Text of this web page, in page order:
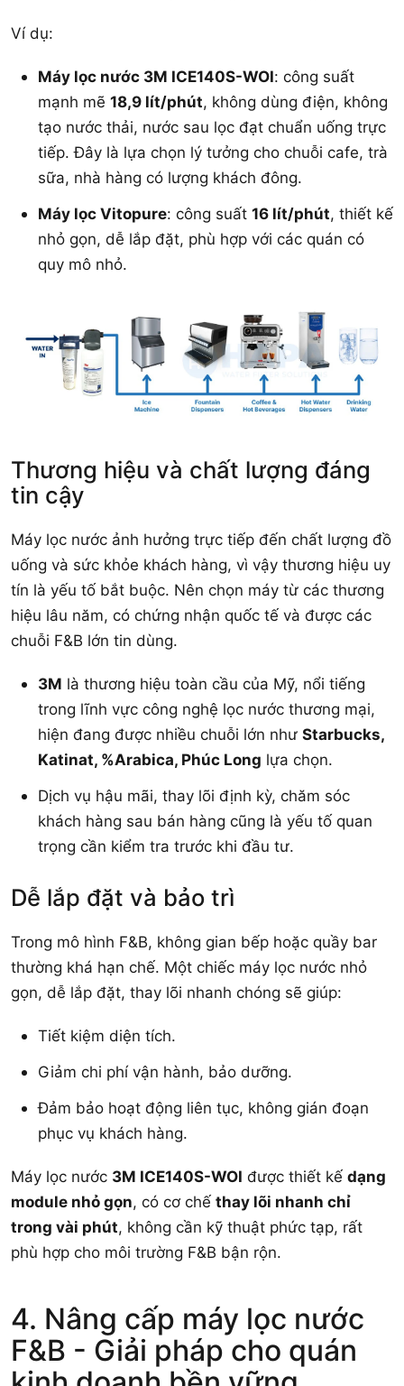
Ví dụ:
Máy lọc nước 3M ICE140S-WOI: công suất
mạnh mẽ 18,9 lít/phút, không dùng điện, không
tạo nước thải, nước sau lọc đạt chuẩn uống trực
tiếp. Đây là lựa chọn lý tưởng cho chuỗi cafe, trà
sữa, nhà hàng có lượng khách đông.
Máy lọc Vitopure: công suất 16 lít/phút, thiết kế
nhỏ gọn, dễ lắp đặt, phù hợp với các quán có
quy mô nhỏ.
Thương hiệu và chất lượng đáng
tin cậy
Máy lọc nước ảnh hưởng trực tiếp đến chất lượng đồ
uống và sức khỏe khách hàng, vì vậy thương hiệu uy
tín là yếu tố bắt buộc. Nên chọn máy từ các thương
hiệu lâu năm, có chứng nhận quốc tế và được các
chuỗi F&B lớn tin dùng.
3M là thương hiệu toàn cầu của Mỹ, nổi tiếng
trong lĩnh vực công nghệ lọc nước thương mại,
hiện đang được nhiều chuỗi lớn như Starbucks,
Katinat, %Arabica, Phúc Long lựa chọn.
Dịch vụ hậu mãi, thay lõi định kỳ, chăm sóc
khách hàng sau bán hàng cũng là yếu tố quan
trọng cần kiểm tra trước khi đầu tư.
Dễ lắp đặt và bảo trì
Trong mô hình F&B, không gian bếp hoặc quầy bar
thường khá hạn chế. Một chiếc máy lọc nước nhỏ
gọn, dễ lắp đặt, thay lõi nhanh chóng sẽ giúp:
Tiết kiệm diện tích.
Giảm chi phí vận hành, bảo dưỡng.
Đảm bảo hoạt động liên tục, không gián đoạn
phục vụ khách hàng.
Máy lọc nước 3M ICE140S-WOI được thiết kế dạng
module nhỏ gọn, có cơ chế thay lõi nhanh chỉ
trong vài phút, không cần kỹ thuật phức tạp, rất
phù hợp cho môi trường F&B bận rộn.
4. Nâng cấp máy lọc nước
F&B - Giải pháp cho quán